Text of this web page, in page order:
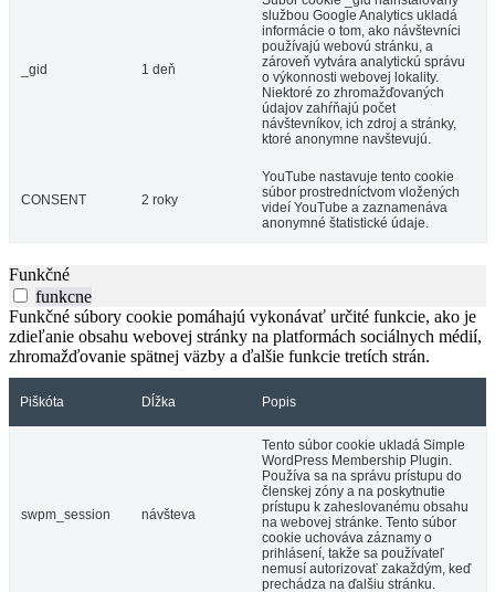
_gid 1 deň
službou Google Analytics ukladá
informácie o tom, ako návštevníci
používajú webovú stránku, a
zároveň vytvára analytickú správu
o výkonnosti webovej lokality.
Niektoré zo zhromažďovaných
údajov zahŕňajú počet
návštevníkov, ich zdroj a stránky,
ktoré anonymne navštevujú.
CONSENT 2 roky
YouTube nastavuje tento cookie
súbor prostredníctvom vložených
videí YouTube a zaznamenáva
anonymné štatistické údaje.
Funkčné
funkcne
Funkčné súbory cookie pomáhajú vykonávať určité funkcie, ako je
zdieľanie obsahu webovej stránky na platformách sociálnych médií,
zhromažďovanie spätnej väzby a ďalšie funkcie tretích strán.
Piškóta Dĺžka Popis
swpm_session návšteva
Tento súbor cookie ukladá Simple
WordPress Membership Plugin.
Používa sa na správu prístupu do
členskej zóny a na poskytnutie
prístupu k zaheslovanému obsahu
na webovej stránke. Tento súbor
cookie uchováva záznamy o
prihlásení, takže sa používateľ
nemusí autorizovať zakaždým, keď
prechádza na ďalšiu stránku.